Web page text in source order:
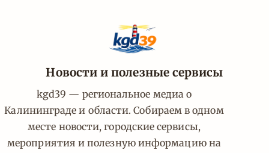
Новости и полезные сервисы
kgd39 — региональное медиа о
Калининграде и области. Собираем в одном
месте новости, городские сервисы,
мероприятия и полезную информацию на